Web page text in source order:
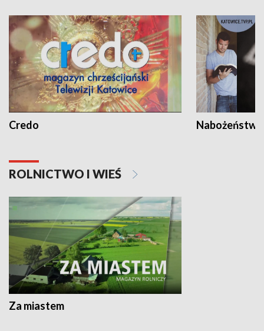
Credo
ROLNICTWO I WIEŚ
Za miastem